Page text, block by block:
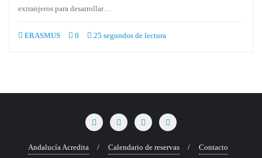
extranjeros para desarrollar…
ERASMUS 0 25 segundos de lectura
Andalucía Acredita Calendario de reservas
Contacto